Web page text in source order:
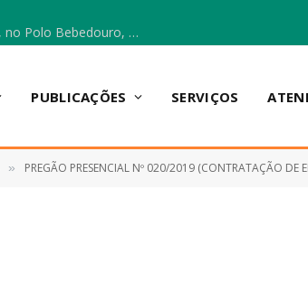
Escola Municipal Vicentina Vieira dos Santos, no Polo Bebedouro, recebeu materiais para a implantação do Cantinho da Leitura e da Sala Multidisciplinar.
PUBLICAÇÕES SERVIÇOS
» PREGÃO PRESENCIAL Nº 020/2019 (CONTRATAÇÃO DE EMPRESA